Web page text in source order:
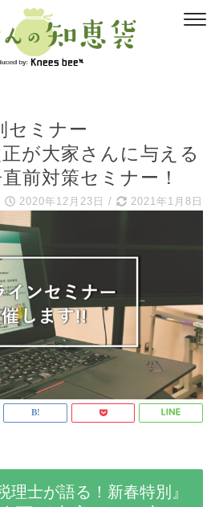
セミナー
が大家さんに与える
前対策セミナー！
2020年12月23日 / 2021年1月8日
理士が語る！新春特別』